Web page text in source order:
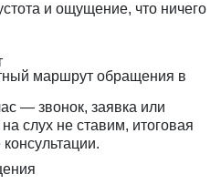
и ощущение, что ничего
маршрут обращения в
— звонок, заявка или
слух не ставим, итоговая